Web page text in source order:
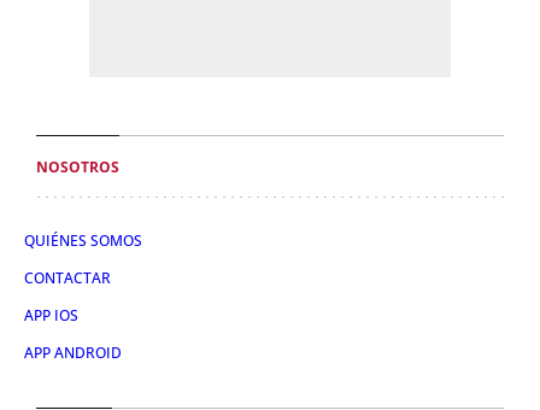
NOSOTROS
QUIÉNES SOMOS
CONTACTAR
APP IOS
APP ANDROID